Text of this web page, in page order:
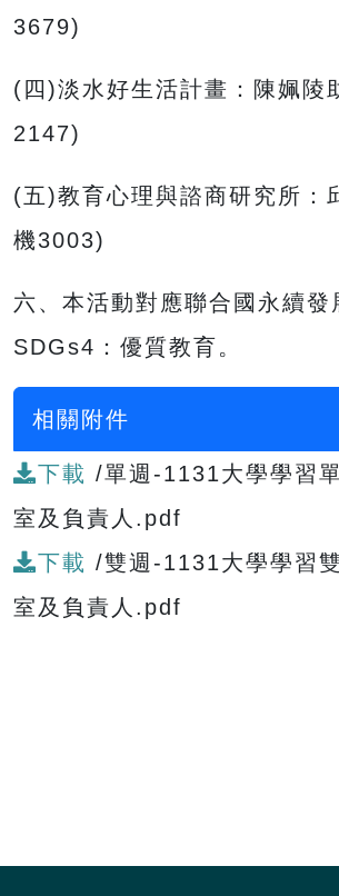
3679)
(四)淡水好生活計畫：陳姵陵
2147)
(五)教育心理與諮商研究所：
機3003)
六、本活動對應聯合國永續發
SDGs4：優質教育。
相關附件
下載 /單週-1131大學學習
室及負責人.pdf
下載 /雙週-1131大學學習
室及負責人.pdf